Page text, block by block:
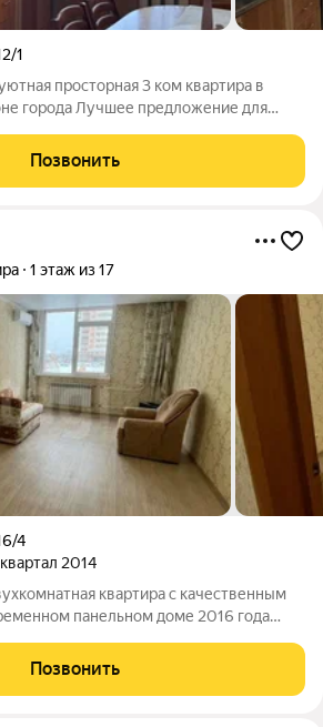
1
просторная 3 ком квартира в
города Лучшее предложение для
г Оренбург, ул Транспортная 12/1, на 6
Преимущества
Позвонить
1 этаж из 17
4
2014
квартира с качественным
панельном доме 2016 года
эту квартиру? в квартире грамотно
с
Позвонить